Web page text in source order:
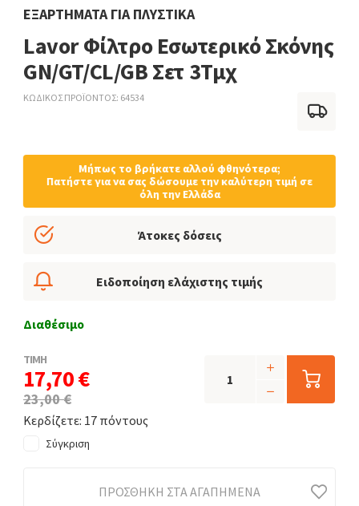
ΕΞΑΡΤΉΜΑΤΑ ΓΙΑ ΠΛΥΣΤΙΚΆ
Lavor Φίλτρο Εσωτερικό Σκόνης
GN/GT/CL/GB Σετ 3Τμχ
ΚΩΔΙΚΟΣ ΠΡΟΪΟΝΤΟΣ 64534
ΤΙΜΗ
17,70 €
23,00 €
Κερδίζετε: 17 πόντους
Μήπως το βρήκατε αλλού φθηνότερα;
Πατήστε για να σας δώσουμε την καλύτερη τιμή σε
όλη την Ελλάδα
Άτοκες δόσεις
Ειδοποίηση ελάχιστης τιμής
Διαθέσιμο
Σύγκριση
ΠΡΟΣΘΉΚΗ ΣΤΑ ΑΓΑΠΗΜΈΝΑ